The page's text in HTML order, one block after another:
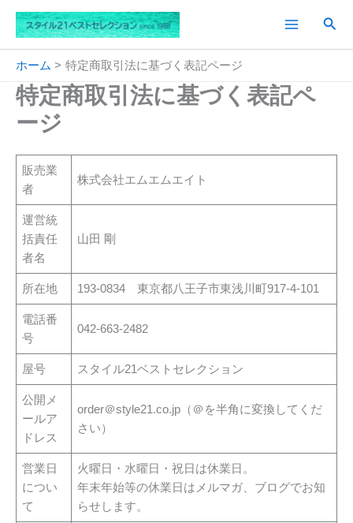
を
検
ホーム 特定商取引法に基づく表記ページ
特定商取引法に基づく表記ペ
ージ
販売業
者
株式会社エムエムエイト
運営統
括責任
者名
山田 剛
所在地 193-0834 東京都八王子市東浅川町917-4-101
電話番
号
042-663-2482
屋号 スタイル21ベストセレクション
公開メ
ールア
ドレス
order＠style21.co.jp（＠を半角に変換してくだ
さい）
営業日
につい
て
火曜日・水曜日・祝日は休業日。
年末年始等の休業日はメルマガ、ブログでお知
らせします。